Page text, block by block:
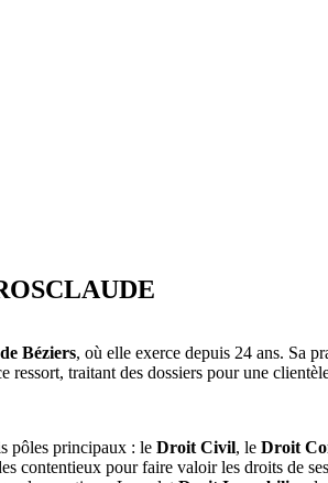
Béziers, où elle exerce depuis 24 ans. Sa
traitant des dossiers pour une
pôles principaux : le Droit Civil, le Droit
contentieux pour faire valoir les droits de